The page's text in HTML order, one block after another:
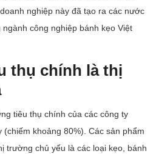
nghiệp này đã tạo ra các nước
công nghiệp bánh kẹo Việt
thụ chính là thị
tiêu thụ chính của các công ty
(chiếm khoảng 80%). Các sản phẩm
trường chủ yếu là các loại kẹo, bánh